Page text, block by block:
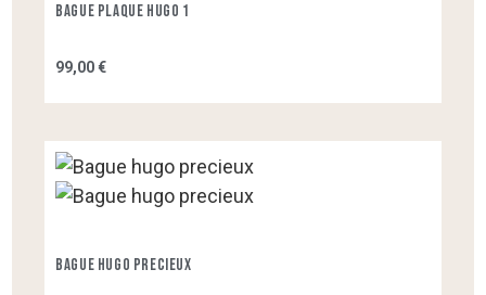
Bague Plaque Hugo 1
99,00 €
Bague Hugo Precieux